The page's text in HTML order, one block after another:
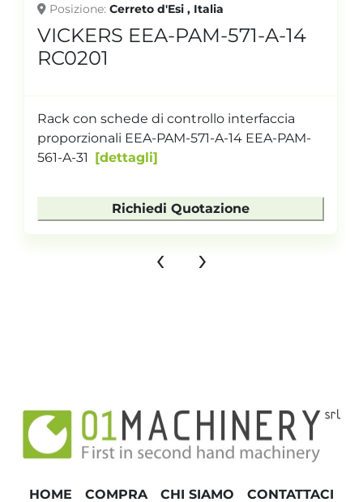
Posizione Cerreto d'Esi , Italia
VICKERS EEA-PAM-571-A-14
RC0201
Rack con schede di controllo interfaccia
proporzionali EEA-PAM-571-A-14 EEA-PAM-
561-A-31
dettagli
Richiedi Quotazione
‹ ›
HOME COMPRA CHI SIAMO CONTATTACI